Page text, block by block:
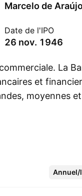
Marcelo de
Date de l'IPO
26 nov. 1946
La
et
moyennes
autres activités.
et de
ressources
Annuel/
Plus